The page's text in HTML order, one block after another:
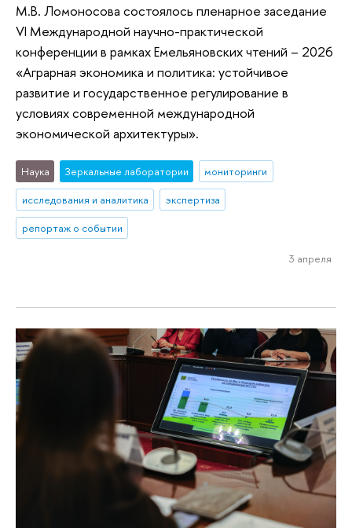
М.В. Ломоносова состоялось пленарное заседание
VI Международной научно-практической
конференции в рамках Емельяновских чтений – 2026
«Аграрная экономика и политика: устойчивое
развитие и государственное регулирование в
условиях современной международной
экономической архитектуры».
Наука Зеркальные лаборатории
мониторинги
исследования и аналитика
экспертиза
репортаж о событии
3 апреля